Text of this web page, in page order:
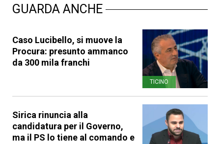
GUARDA ANCHE
Caso Lucibello, si muove la
Procura: presunto ammanco
da 300 mila franchi
TICINO
Sirica rinuncia alla
candidatura per il Governo,
ma il PS lo tiene al comando e